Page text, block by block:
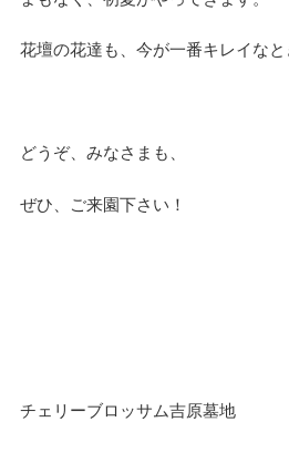
花壇の花達も、今が一番キレイなと
どうぞ、みなさまも、
ぜひ、ご来園下さい！
チェリーブロッサム吉原墓地